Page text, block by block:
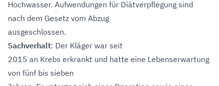
Hochwasser. Aufwendungen für Diätverpflegung sind
nach dem Gesetz vom Abzug
ausgeschlossen.
Sachverhalt: Der Kläger war seit
2015 an Krebs erkrankt und hatte eine Lebenserwartung
von fünf bis sieben